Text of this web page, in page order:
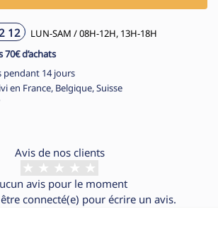
12
LUN-SAM / 08H-12H, 13H-18H
d’achats
pendant 14 jours
en France, Belgique, Suisse
Avis de nos clients
avis pour le moment
connecté(e) pour écrire un avis.